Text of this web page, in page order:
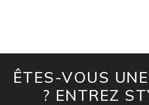
ÊTES-VOUS
? ENTREZ